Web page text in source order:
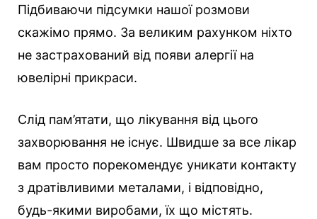
Підбиваючи підсумки нашої розмови
скажімо прямо. За великим рахунком ніхто
не застрахований від появи алергії на
ювелірні прикраси.
Слід пам’ятати, що лікування від цього
захворювання не існує. Швидше за все лікар
вам просто порекомендує уникати контакту
з дратівливими металами, і відповідно,
будь-якими виробами, їх що містять.